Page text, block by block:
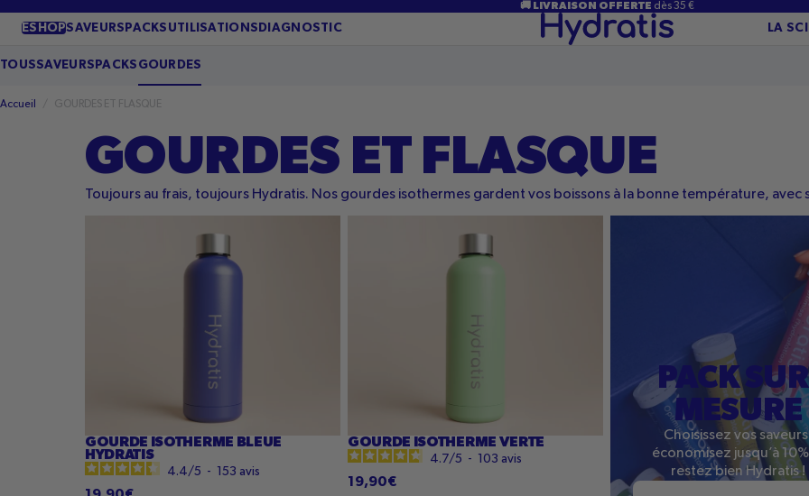
AU
CONTENU
🚚 LIVRAISON OFFERTE dès 35 €
ESHOPSAVEURS PACKS UTILISATIONS DIAGNOSTIC LA
TOUSSAVEURS PACKS GOURDES
Accueil GOURDES ET FLASQUE
GOURDES ET FLASQUE
Toujours au frais, toujours Hydratis. Nos gourdes isothermes gardent vos boissons à la bonne température, avec
GOURDE ISOTHERME BLEUE
HYDRATIS
4.4/5 - 153 avis
GOURDE ISOTHERME VERTE
4.7/5 - 103 avis
19,90€
PACK
MESURE
Choisissez vos
économisez jusqu’à
restez bien Hydratis !